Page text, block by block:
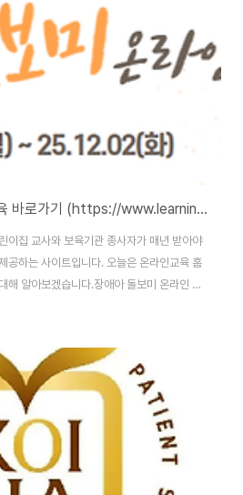
습니다. 주요 기능은 다음과 같습니다.등기
법인, 동산/채권담보 등 다양한 등기사항증
장애아 돌보미 온라인 교육 바로가기 (https://www.learningfit.co.kr)
이집 교사와 보육기관 종사자가 매년 받아야
공하는 사이트입니다. 오늘은 온라인교육 홈
해 알아보겠습니다.장애아 돌보미 온라인 교
b2b/login.jsp?b2b=dolbom 장애
b2b/login.jsp?
용을 위해서는 본인인증을 통한 회원가입
육 온라인 교육한국보육진흥원(KCPI)은 장
라인 교육 과정을 운영..